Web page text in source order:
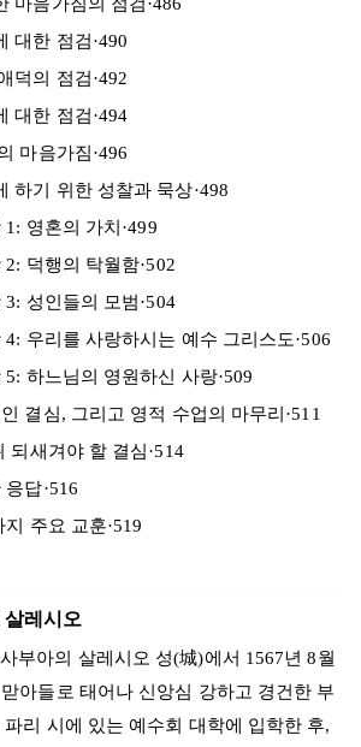
대한 점검·490
덕의 점검·492
대한 점검·494
마음가짐·496
하기 위한 성찰과 묵상·498
영혼의 가치·499
덕행의 탁월함·502
성인들의 모범·504
우리를 사랑하시는 예수 그리스도·506
하느님의 영원하신 사랑·509
결심, 그리고 영적 수업의 마무리·511
되새겨야 할 결심·514
답·516
주요 교훈·519
레시오
부아의 살레시오 성(城)에서 1567년 8월
아들로 태어나 신앙심 강하고 경건한 부
리 시에 있는 예수회 대학에 입학한 후,